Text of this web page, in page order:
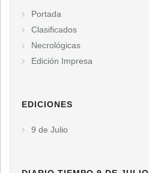
Portada
Clasificados
Necrológicas
Edición Impresa
EDICIONES
9 de Julio